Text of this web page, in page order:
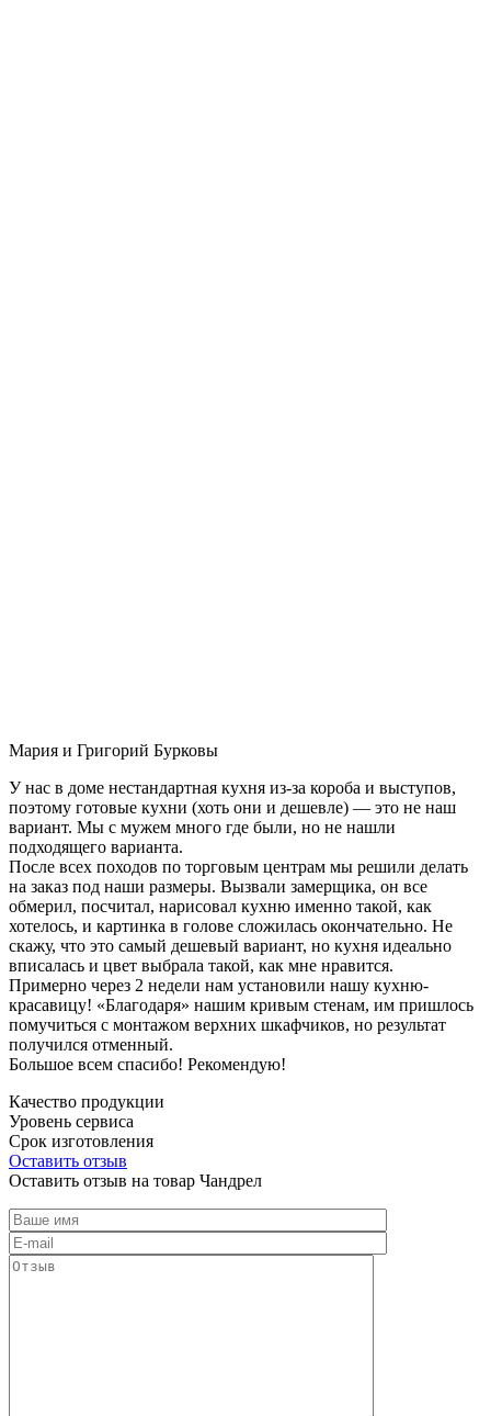
Мария и Григорий Бурковы
У нас в доме нестандартная кухня из-за короба и выступов,
поэтому готовые кухни (хоть они и дешевле) — это не наш
вариант. Мы с мужем много где были, но не нашли
подходящего варианта.
После всех походов по торговым центрам мы решили делать
на заказ под наши размеры. Вызвали замерщика, он все
обмерил, посчитал, нарисовал кухню именно такой, как
хотелось, и картинка в голове сложилась окончательно. Не
скажу, что это самый дешевый вариант, но кухня идеально
вписалась и цвет выбрала такой, как мне нравится.
Примерно через 2 недели нам установили нашу кухню-
красавицу! «Благодаря» нашим кривым стенам, им пришлось
помучиться с монтажом верхних шкафчиков, но результат
получился отменный.
Большое всем спасибо! Рекомендую!
Качество продукции
Уровень сервиса
Срок изготовления
Оставить отзыв
Оставить отзыв на товар Чандрел